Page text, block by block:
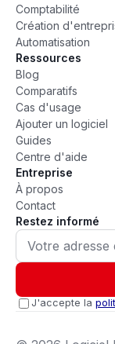
Comptabilité
Création
Automatisation
Ressources
Blog
Comparatifs
Cas d'usage
Ajouter un logiciel
Guides
Centre d'aide
Entreprise
À propos
Contact
Restez informé
J'accepte la